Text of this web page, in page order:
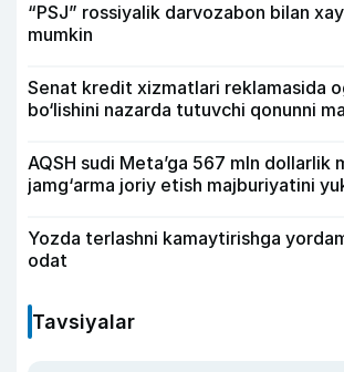
“PSJ” rossiyalik darvozabon bilan
mumkin
Senat kredit xizmatlari reklamasida
bo‘lishini nazarda tutuvchi qonunni
AQSH sudi Meta’ga 567 mln dollarlik
jamg‘arma joriy etish majburiyatini
Yozda terlashni kamaytirishga
odat
Tavsiyalar